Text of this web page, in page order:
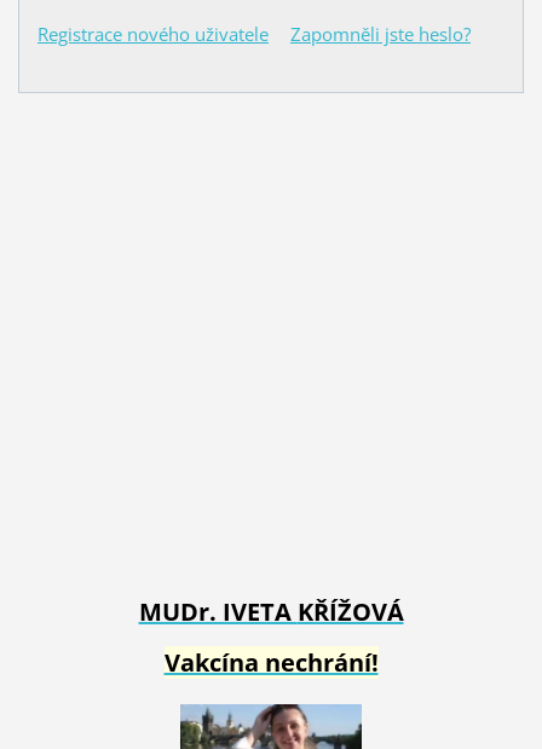
Registrace nového uživatele Zapomněli jste heslo?
MUDr. IVETA KŘÍŽOVÁ
Vakcína nechrání!